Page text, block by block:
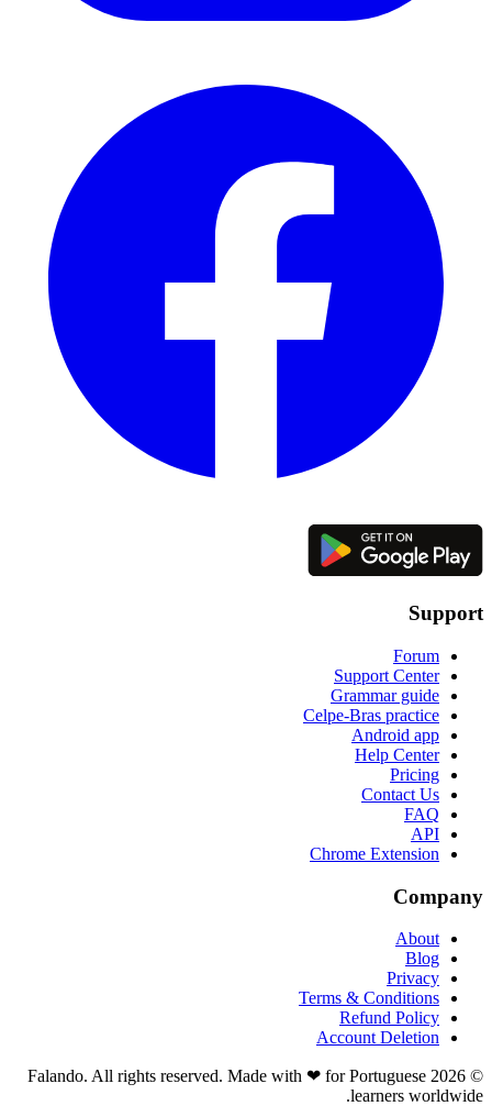
Support
Forum
Support Center
Grammar guide
Celpe-Bras practice
Android app
Help Center
Pricing
Contact Us
FAQ
API
Chrome Extension
Company
About
Blog
Privacy
Terms & Conditions
Refund Policy
Account Deletion
© 2026 Falando. All rights reserved. Made with ❤ for Portuguese
learners worldwide.